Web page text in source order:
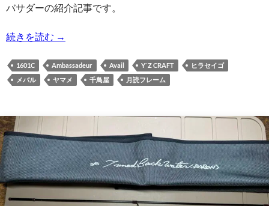
バサダーの紹介記事です。
続きを読む ABU Ambassadeur 1601C IAR SBF
→
1601C Ambassadeur Avail Y`Z CRAFT
ヒラセイゴ
メバル
ヤマメ 千鳥屋 月読フレーム